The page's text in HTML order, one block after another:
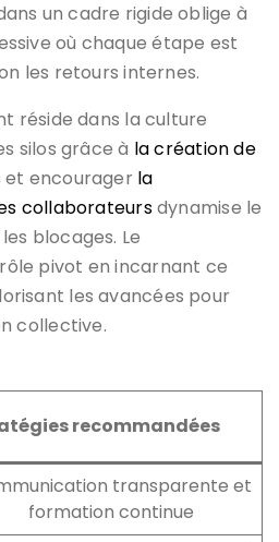
un cadre rigide oblige à
où chaque étape est
les retours internes.
réside dans la culture
silos grâce à la création de
et encourager la
collaborateursdynamise le
blocages. Le
pivot en incarnant ce
les avancées pour
collective.
recommandées
transparente et
formation continue